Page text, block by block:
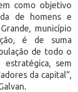
como objetivo
de homens e
município
é de suma
de todo o
estratégica, sem
da capital”,